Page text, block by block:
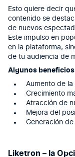
Esto quiere decir
contenido se
de nuevos
Este impulso en
en la plataforma,
de tu audiencia de
Algunos
Aumento de
Crecimiento
Atracción de
Mejora del
Generación
Liketron – la